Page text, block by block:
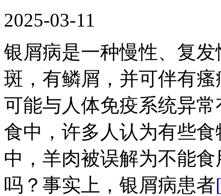
2025-03-11
银屑病是一种慢性、复
斑，有鳞屑，并可伴有
可能与人体免疫系统异
食中，许多人认为有些
中，羊肉被误解为不能
吗？事实上，银屑病患者